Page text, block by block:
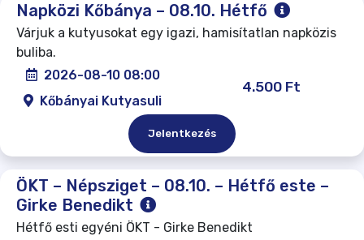
Napközi Kőbánya – 08.10. Hétfő
Várjuk a kutyusokat egy igazi, hamisítatlan napközis
buliba.
2026-08-10 08:00
Kőbányai Kutyasuli
4.500 Ft
Jelentkezés
ÖKT – Népsziget – 08.10. – Hétfő este –
Girke Benedikt
Hétfő esti egyéni ÖKT - Girke Benedikt